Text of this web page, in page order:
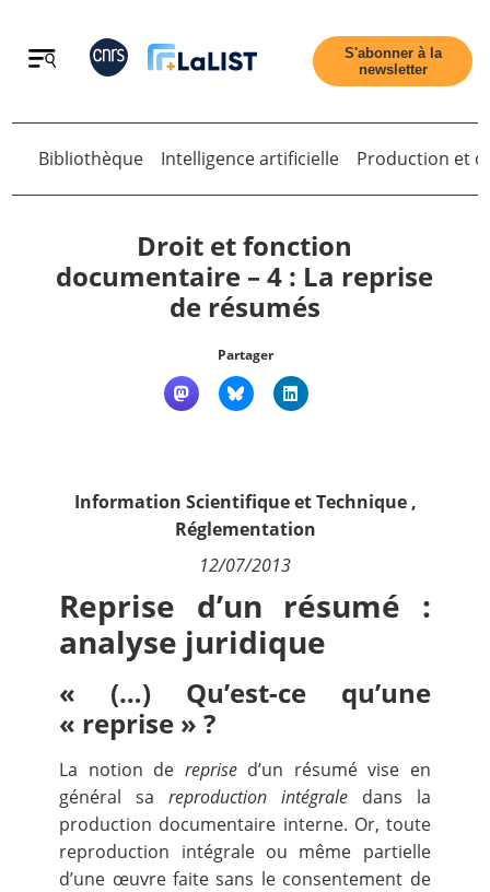
Retour
Contact
S'abonner à la
newsletter
Bibliothèque Intelligence artificielle Production et
Droit et fonction
documentaire – 4 : La reprise
de résumés
Partager
Information Scientifique et Technique,
Réglementation
12/07/2013
Reprise d’un résumé :
analyse juridique
« (…) Qu’est-ce qu’une
« reprise » ?
La notion de reprise d’un résumé vise en
général sareproduction intégraledans la
production documentaire interne. Or, toute
reproduction intégrale ou même partielle
d’une œuvre faite sans le consentement de